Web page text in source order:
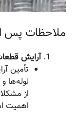
ملاحظات پس
آرایش قطعات
تأمین
لوله‌ها و
از
اهمیت